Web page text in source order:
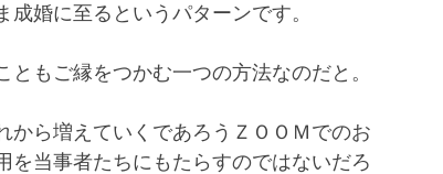
婚に至るというパターンです。
もご縁をつかむ一つの方法なのだと。
から増えていくであろうＺＯＯＭでのお
を当事者たちにもたらすのではないだろ